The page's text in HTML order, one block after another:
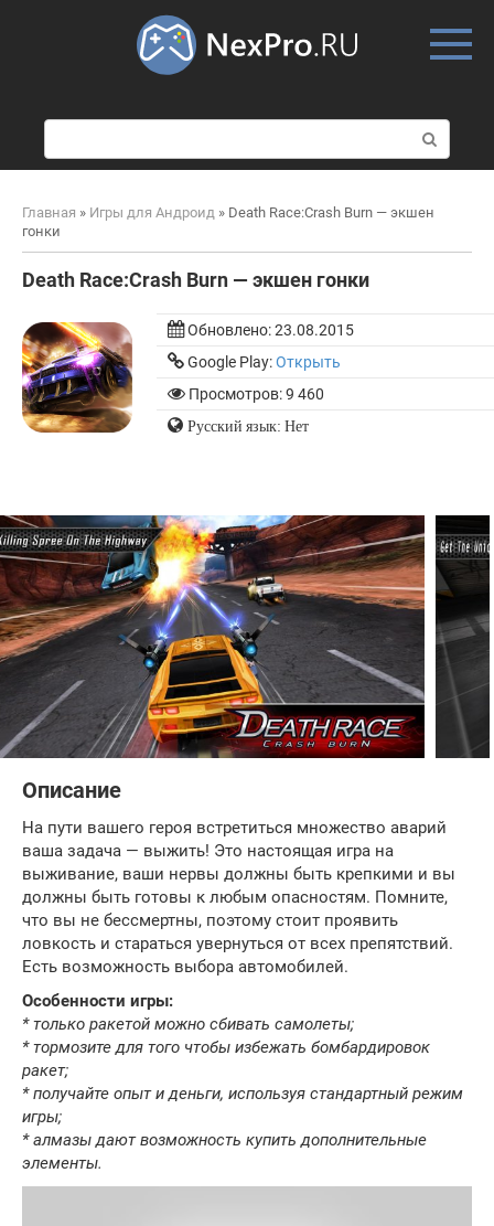
о
и
к
Главная » Игры для Андроид » Death Race:Crash Burn — экшен
гонки
Death Race:Crash Burn — экшен гонки
Обновлено:23.08.2015
Google Play:Открыть
Просмотров: 9 460
Русский язык: Нет
Описание
На пути вашего героя встретиться множество аварий
ваша задача — выжить! Это настоящая игра на
выживание, ваши нервы должны быть крепкими и вы
должны быть готовы к любым опасностям. Помните,
что вы не бессмертны, поэтому стоит проявить
ловкость и стараться увернуться от всех препятствий.
Есть возможность выбора автомобилей.
Особенности игры:
* только ракетой можно сбивать самолеты;
* тормозите для того чтобы избежать бомбардировок
ракет;
* получайте опыт и деньги, используя стандартный режим
игры;
* алмазы дают возможность купить дополнительные
элементы.